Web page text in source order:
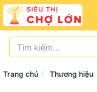
Trang chủ Thương hiệu